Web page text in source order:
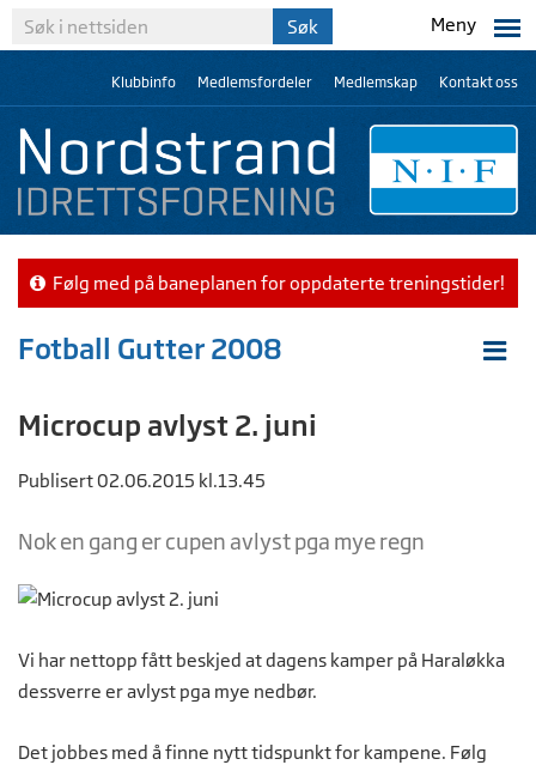
Meny
Klubbinfo Medlemsfordeler Medlemskap Kontakt oss
Følg med på baneplanen for oppdaterte treningstider!
Fotball Gutter 2008
Microcup avlyst 2. juni
Publisert 02.06.2015 kl.13.45
Nok en gang er cupen avlyst pga mye regn
Vi har nettopp fått beskjed at dagens kamper på Haraløkka
dessverre er avlyst pga mye nedbør.
Det jobbes med å finne nytt tidspunkt for kampene. Følg